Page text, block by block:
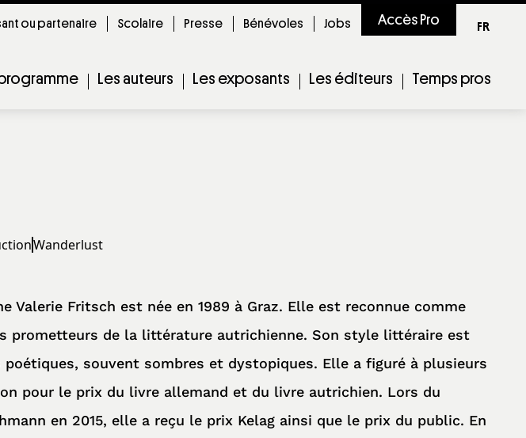
ou partenaire Scolaire Presse Bénévoles Jobs Accès Pro
FR
Les auteurs Les exposants Les éditeurs Temps pros
Wanderlust
Valerie Fritsch est née en 1989 à Graz. Elle est reconnue comme
prometteurs de la littérature autrichienne. Son style littéraire est
poétiques, souvent sombres et dystopiques. Elle a figuré à plusieurs
pour le prix du livre allemand et du livre autrichien. Lors du
en 2015, elle a reçu le prix Kelag ainsi que le prix du public. En